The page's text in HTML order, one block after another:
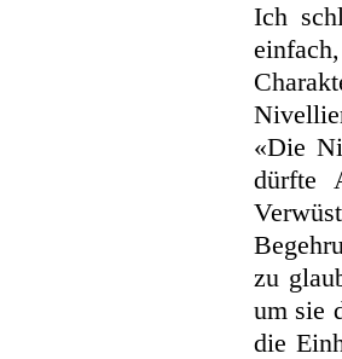
Ich
«Die
dürfte
zu
um sie
die